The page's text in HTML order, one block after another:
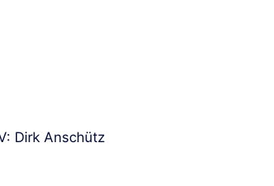
Dirk Anschütz